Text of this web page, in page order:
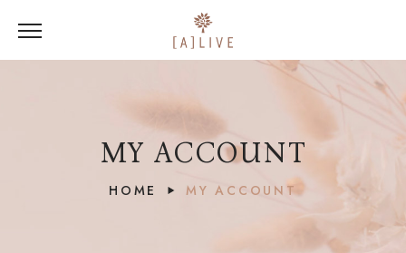
MY ACCOUNT
HOME MY ACCOUNT